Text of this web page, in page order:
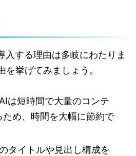
入する理由は多岐にわたりま
挙げてみましょう。
は短時間で大量のコンテ
ため、時間を大幅に節約で
タイトルや見出し構成を